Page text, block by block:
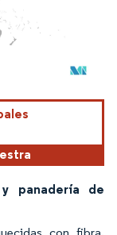
según CC BY 4.0.
panadería de